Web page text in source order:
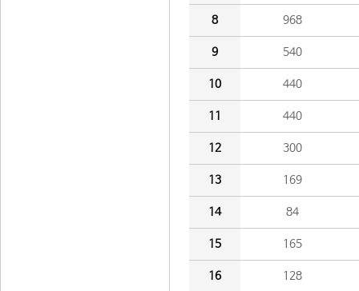
8 968
9 540
10 440
11 440
12 300
13 169
14 84
15 165
16 128